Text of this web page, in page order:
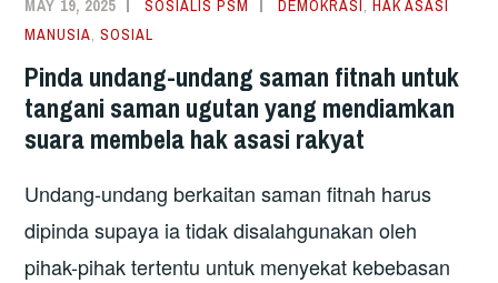
MAY 19, 2025 SOSIALIS PSM DEMOKRASI,HAK ASASI
MANUSIA,SOSIAL
Pinda undang-undang saman fitnah untuk
tangani saman ugutan yang mendiamkan
suara membela hak asasi rakyat
Undang-undang berkaitan saman fitnah harus
dipinda supaya ia tidak disalahgunakan oleh
pihak-pihak tertentu untuk menyekat kebebasan